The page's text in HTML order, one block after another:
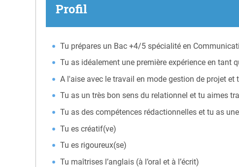
Profil
Tu prépares un Bac +4/5 spécialité en
Tu as idéalement une première expérience en tant
A l'aise avec le travail en mode gestion de projet et
Tu as un très bon sens du relationnel et tu aimes
Tu as des compétences rédactionnelles et tu as
Tu es créatif(ve)
Tu es rigoureux(se)
Tu maîtrises l’anglais (à l’oral et à l’écrit)